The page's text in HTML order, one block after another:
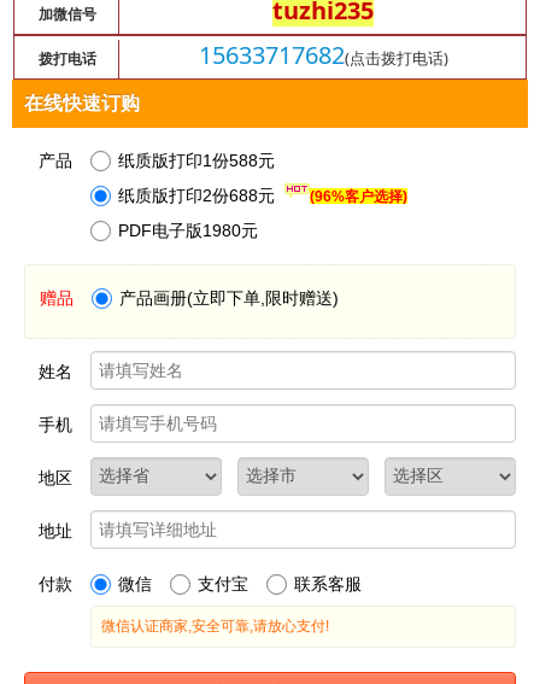
加微信号 tuzhi235
拨打电话 15633717682(点击拨打电话)